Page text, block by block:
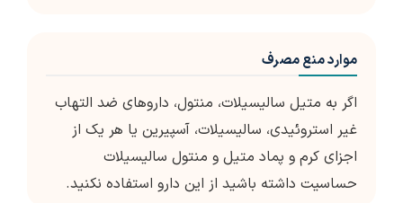
موارد منع مصرف
اگر به متیل سالیسیلات، منتول، داروهای ضد التهاب
غیر استروئیدی، سالیسیلات، آسپیرین یا هر یک از
اجزای کرم و پماد متیل و منتول سالیسیلات
حساسیت داشته باشید از این دارو استفاده نکنید.